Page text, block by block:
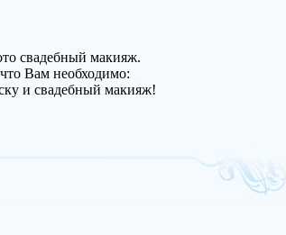
свадебный макияж.
Вам необходимо:
и свадебный макияж!